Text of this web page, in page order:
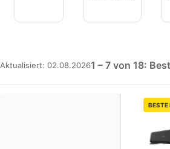
Aktualisiert: 02.08.20261 – 7 von 18:
BESTE